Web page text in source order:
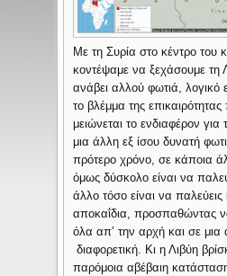
Με τη Συρία στο κέντρο του
κοντέψαμε να ξεχάσουμε τη
ανάβει αλλού φωτιά, λογικό
το βλέμμα της
μειώνεται το ενδιαφέρον για
μια άλλη εξ ίσου δυνατή
πρότερο χρόνο, σε κάποια
όμως δύσκολο είναι να
άλλο τόσο είναι να παλεύεις
αποκαΐδια, προσπαθώντας
όλα απ’ την αρχή και σε
διαφορετική. Κι η Λιβύη
παρόμοια αβέβαιη